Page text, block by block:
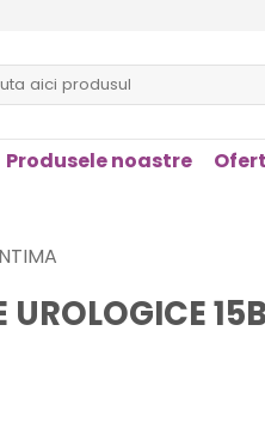
Produsele noastre